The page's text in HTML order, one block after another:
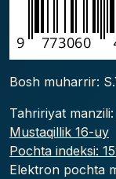
Bosh muharrir:
Tahririyat manzili:
Mustaqillik 16-uy
Pochta indeksi:
Elektron pochta